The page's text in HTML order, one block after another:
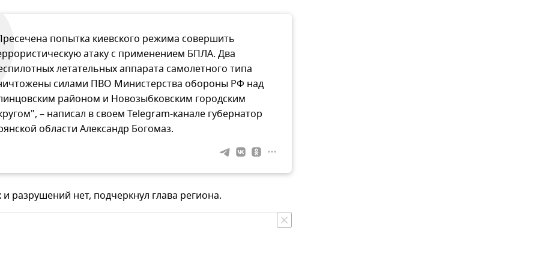
попытка киевского режима совершить
атаку с применением БПЛА. Два
летательных аппарата самолетного типа
силами ПВО Министерства обороны РФ над
районом и Новозыбковским городским
– написал в своем Telegram-канале губернатор
области Александр Богомаз.
разрушений нет, подчеркнул глава региона.